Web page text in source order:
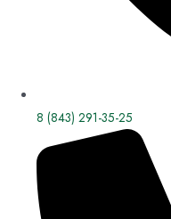
8 (843) 291-35-25